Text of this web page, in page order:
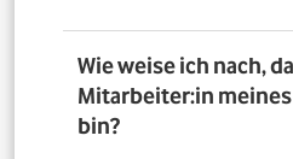
Wie weise ich nach,
Mitarbeiter:in
bin?